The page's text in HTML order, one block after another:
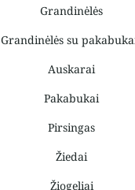
Grandinėlės
Grandinėlės su
Auskarai
Pakabukai
Pirsingas
Žiedai
Žiogeliai